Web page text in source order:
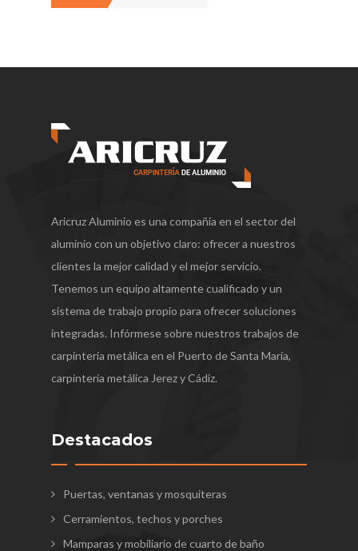
Aricruz Aluminio es una compañía en el sector del
aluminio con un objetivo claro: ofrecer a nuestros
clientes la mejor calidad y el mejor servicio.
Tenemos un equipo altamente cualificado y un
sistema de trabajo propio para ofrecer soluciones
integradas. Infórmese sobre nuestros trabajos de
carpintería metálica en el Puerto de Santa María,
carpintería metálica Jerez y Cádiz.
Destacados
Puertas, ventanas y mosquiteras
Cerramientos, techos y porches
Mamparas y mobiliario de cuarto de baño